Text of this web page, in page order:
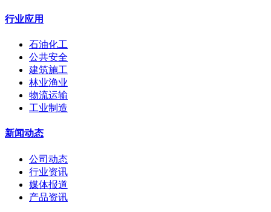
行业应用
石油化工
公共安全
建筑施工
林业渔业
物流运输
工业制造
新闻动态
公司动态
行业资讯
媒体报道
产品资讯